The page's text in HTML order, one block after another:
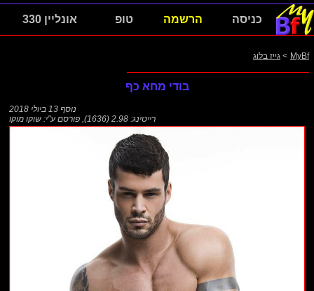
כניסה הרשמה טופ אונליין 330
MyBf
> גייז בלוג
בודי מחא כף
נוסף 13 ביולי 2018
רייטינג: 2.98 (1636)
, פורסם ע"י: שוקו מוקו